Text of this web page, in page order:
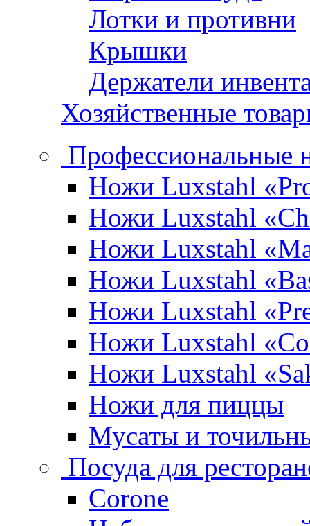
Лотки и противни
Крышки
Держатели
Хозяйственные
Профессиональные
Ножи Luxstahl
Ножи Luxstahl
Ножи Luxstahl
Ножи Luxstahl
Ножи Luxstahl
Ножи Luxstahl
Ножи Luxstahl
Ножи для пиццы
Мусаты и
Посуда для
Corone